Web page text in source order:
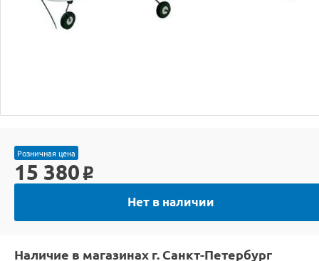
Розничная цена
15 380 o
Нет в наличии
Наличие в магазинах г. Санкт-Петербург